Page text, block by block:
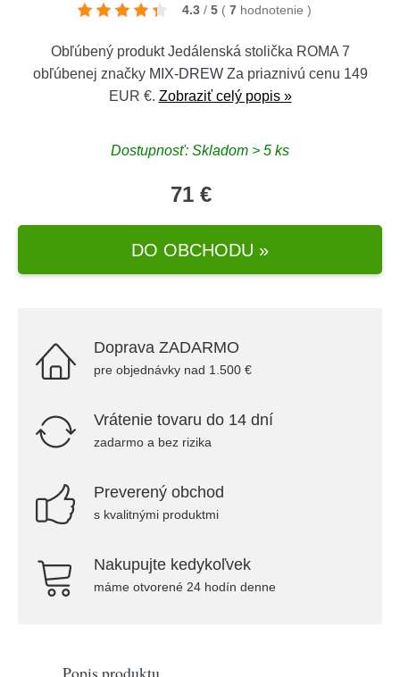
4.3 / 5 ( 7 hodnotenie )
Obľúbený produkt Jedálenská stolička ROMA 7
obľúbenej značky MIX-DREWZa priaznivú cenu 149
EUR €. Zobraziť celý popis »
Dostupnosť: Skladom > 5 ks
71 €
DO OBCHODU »
Doprava ZADARMO
pre objednávky nad 1.500 €
Vrátenie tovaru do 14 dní
zadarmo a bez rizika
Preverený obchod
s kvalitnými produktmi
Nakupujte kedykoľvek
máme otvorené 24 hodín denne
Popis produktu